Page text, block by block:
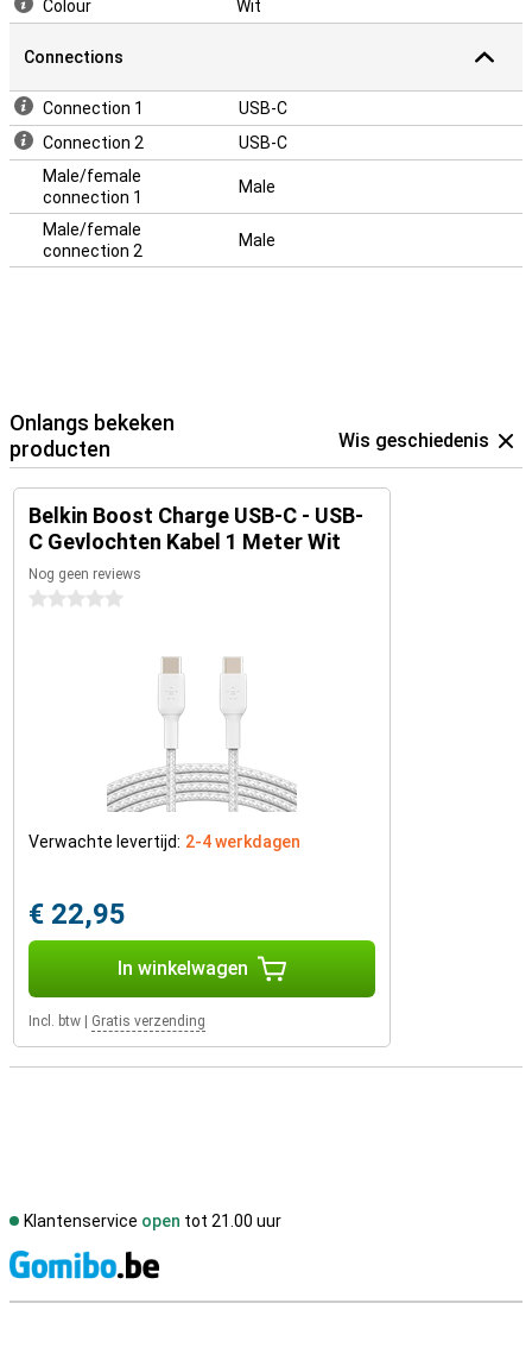
Colour Wit
Connections
Connection 1
USB-C
Connection 2
USB-C
Male/female
connection 1
Male
Male/female
connection 2
Male
Onlangs bekeken
producten
Wis geschiedenis
Belkin Boost Charge USB-C - USB-
C Gevlochten Kabel 1 Meter Wit
Nog geen reviews
0 sterren
Verwachte levertijd: 2-4 werkdagen
€ 22,95
In winkelwagen
Incl. btw Gratis verzending
Klantenservice open tot 21.00 uur